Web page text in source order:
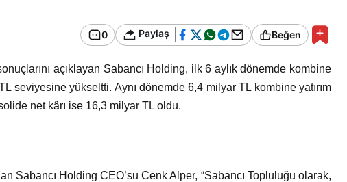
0 Paylaş Beğen
açıklayan Sabancı Holding, ilk 6 aylık dönemde kombine
seviyesine yükseltti. Aynı dönemde 6,4 milyar TL kombine yatırım
net kârı ise 16,3 milyar TL oldu.
Sabancı Holding CEO’su Cenk Alper, “Sabancı Topluluğu olarak,
Bir Erkek Bir Kadına Ne